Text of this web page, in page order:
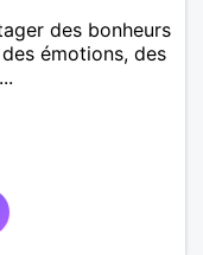
des bonheurs
émotions, des